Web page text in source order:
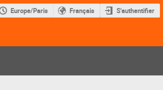
Europe/Paris Français S'authentifier